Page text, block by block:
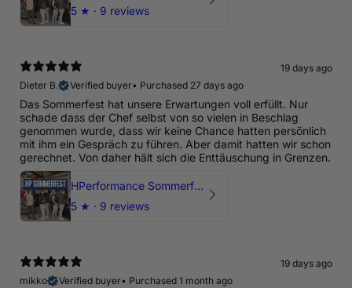
5 ★ · 9 reviews
19 days ago
Dieter B.
Verified buyer• Purchased 27 days ago
Das Sommerfest hat unsere Erwartungen voll erfüllt. Nur
schade dass der Chef selbst von so vielen in Beschlag
genommen wurde, dass wir keine Chance hatten persönlich
mit ihm ein Gespräch zu führen. Aber damit hatten wir schon
gerechnet. Von daher hält sich die Enttäuschung in Grenzen.
HPerformance Sommerfest 2026
5 ★ · 9 reviews
19 days ago
mikko
Verified buyer• Purchased 1 month ago